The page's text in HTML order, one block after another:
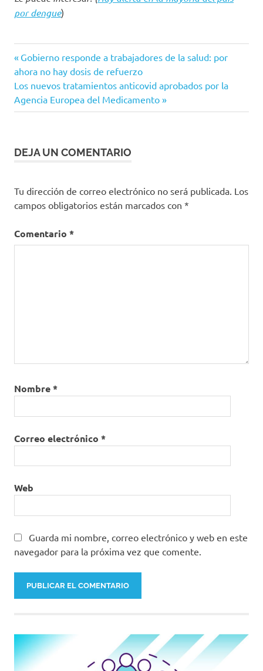
por dengue)
Pandemia
Navegación
de
entradas
Entrada
anterior:
Gobierno responde a trabajadores de la salud: por
ahora no hay dosis de refuerzo
Siguiente
entrada:
Los nuevos tratamientos anticovid aprobados por la
Agencia Europea del Medicamento
DEJA UN COMENTARIO
Tu dirección de correo electrónico no será publicada. Los
campos obligatorios están marcados con *
Comentario *
Nombre*
Correo electrónico *
Web
Guarda mi nombre, correo electrónico y web en este
navegador para la próxima vez que comente.